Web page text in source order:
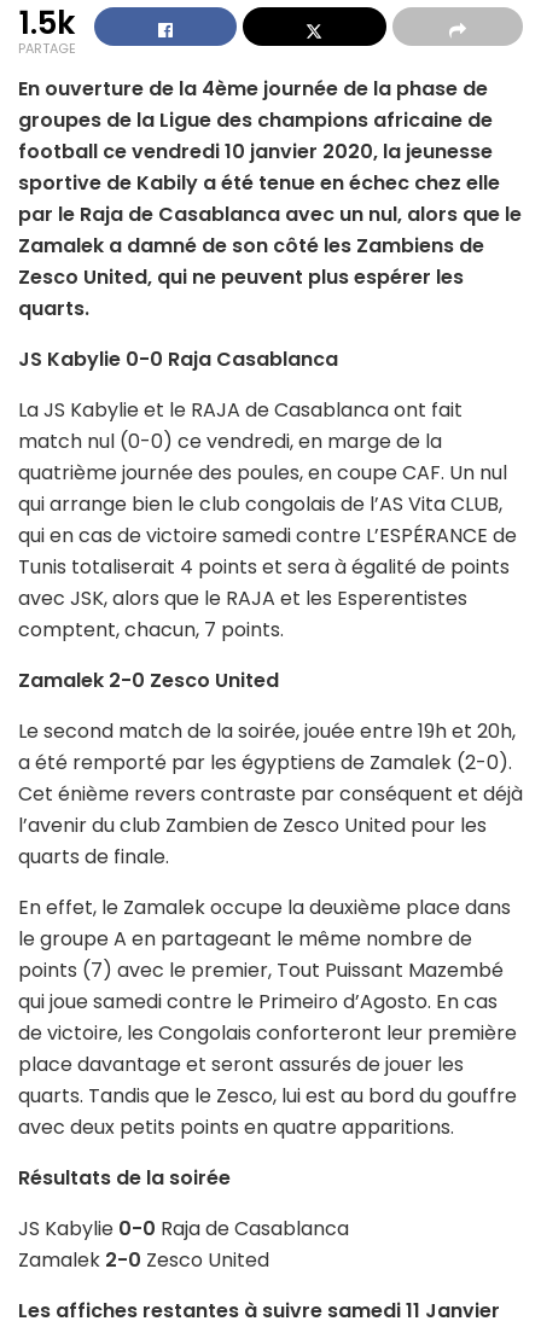
1.5k
PARTAGE
En ouverture de la 4ème journée de la phase de
groupes de la Ligue des champions africaine de
football ce vendredi 10 janvier 2020, la jeunesse
sportive de Kabily a été tenue en échec chez elle
par le Raja de Casablanca avec un nul, alors que le
Zamalek a damné de son côté les Zambiens de
Zesco United, qui ne peuvent plus espérer les
quarts.
JS Kabylie 0-0 Raja Casablanca
La JS Kabylie et le RAJA de Casablanca ont fait
match nul (0-0) ce vendredi, en marge de la
quatrième journée des poules, en coupe CAF. Un nul
qui arrange bien le club congolais de l’AS Vita CLUB,
qui en cas de victoire samedi contre L’ESPÉRANCE de
Tunis totaliserait 4 points et sera à égalité de points
avec JSK, alors que le RAJA et les Esperentistes
comptent, chacun, 7 points.
Zamalek 2-0 Zesco United
Le second match de la soirée, jouée entre 19h et 20h,
a été remporté par les égyptiens de Zamalek (2-0).
Cet énième revers contraste par conséquent et déjà
l’avenir du club Zambien de Zesco United pour les
quarts de finale.
En effet, le Zamalek occupe la deuxième place dans
le groupe A en partageant le même nombre de
points (7) avec le premier, Tout Puissant Mazembé
qui joue samedi contre le Primeiro d’Agosto. En cas
de victoire, les Congolais conforteront leur première
place davantage et seront assurés de jouer les
quarts. Tandis que le Zesco, lui est au bord du gouffre
avec deux petits points en quatre apparitions.
Résultats de la soirée
JS Kabylie 0-0 Raja de Casablanca
Zamalek 2-0 Zesco United
Les affiches restantes à suivre samedi 11 Janvier